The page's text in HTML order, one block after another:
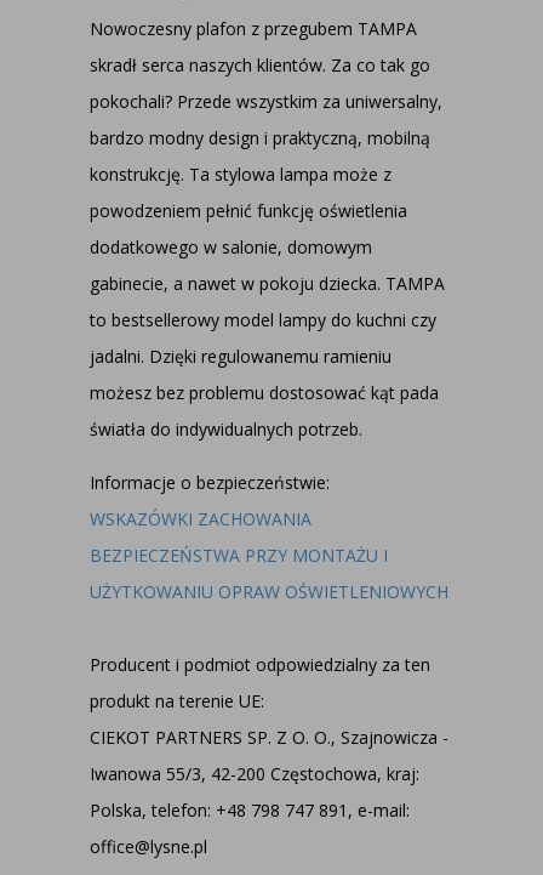
Nowoczesny plafon z przegubem TAMPA
skradł serca naszych klientów. Za co tak go
pokochali? Przede wszystkim za uniwersalny,
bardzo modny design i praktyczną, mobilną
konstrukcję. Ta stylowa lampa może z
powodzeniem pełnić funkcję oświetlenia
dodatkowego w salonie, domowym
gabinecie, a nawet w pokoju dziecka. TAMPA
to bestsellerowy model lampy do kuchni czy
jadalni. Dzięki regulowanemu ramieniu
możesz bez problemu dostosować kąt pada
światła do indywidualnych potrzeb.
Informacje o bezpieczeństwie:
WSKAZÓWKI ZACHOWANIA
BEZPIECZEŃSTWA PRZY MONTAŻU I
UŻYTKOWANIU OPRAW OŚWIETLENIOWYCH
Producent i podmiot odpowiedzialny za ten
produkt na terenie UE:
CIEKOT PARTNERS SP. Z O. O., Szajnowicza -
Iwanowa 55/3, 42-200 Częstochowa, kraj:
Polska, telefon: +48 798 747 891, e-mail:
office@lysne.pl